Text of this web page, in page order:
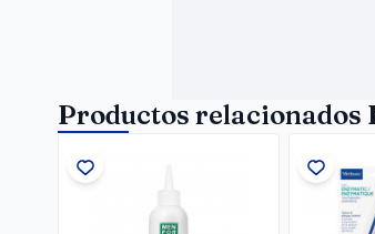
Productos relacionados